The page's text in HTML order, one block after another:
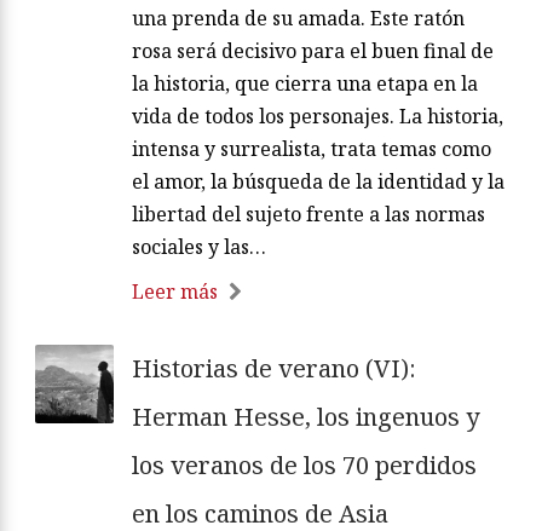
una prenda de su amada. Este ratón
rosa será decisivo para el buen final de
la historia, que cierra una etapa en la
vida de todos los personajes. La historia,
intensa y surrealista, trata temas como
el amor, la búsqueda de la identidad y la
libertad del sujeto frente a las normas
sociales y las…
Leer más
Historias de verano (VI):
Herman Hesse, los ingenuos y
los veranos de los 70 perdidos
en los caminos de Asia